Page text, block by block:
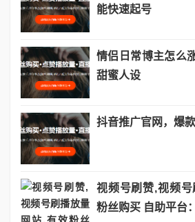
能快速起号
情侣日常博主怎么
甜蜜人设
抖音推广官网，爆
视频号刷赞,视频
粉丝购买 自助平台